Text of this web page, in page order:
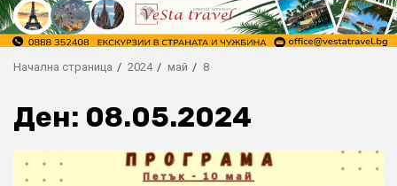
Начална страница 2024 май 8
Ден: 08.05.2024